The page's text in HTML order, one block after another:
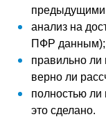
предыдущими
анализ на
ПФР данным);
правильно
верно ли
полностью
это сделано.